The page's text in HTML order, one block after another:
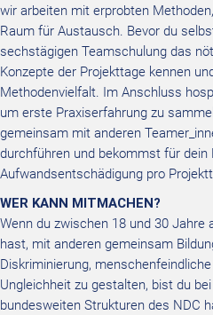
wir arbeiten mit erprobten Methoden,
Raum für Austausch. Bevor du
sechstägigen Teamschulung das
Konzepte der Projekttage kennen
Methodenvielfalt. Im Anschluss
um erste Praxiserfahrung zu
gemeinsam mit anderen
durchführen und bekommst für dein
Aufwandsentschädigung pro
WER KANN MITMACHEN?
Wenn du zwischen 18 und 30
hast, mit anderen gemeinsam
Diskriminierung,
Ungleichheit zu gestalten, bist du bei
bundesweiten Strukturen des NDC